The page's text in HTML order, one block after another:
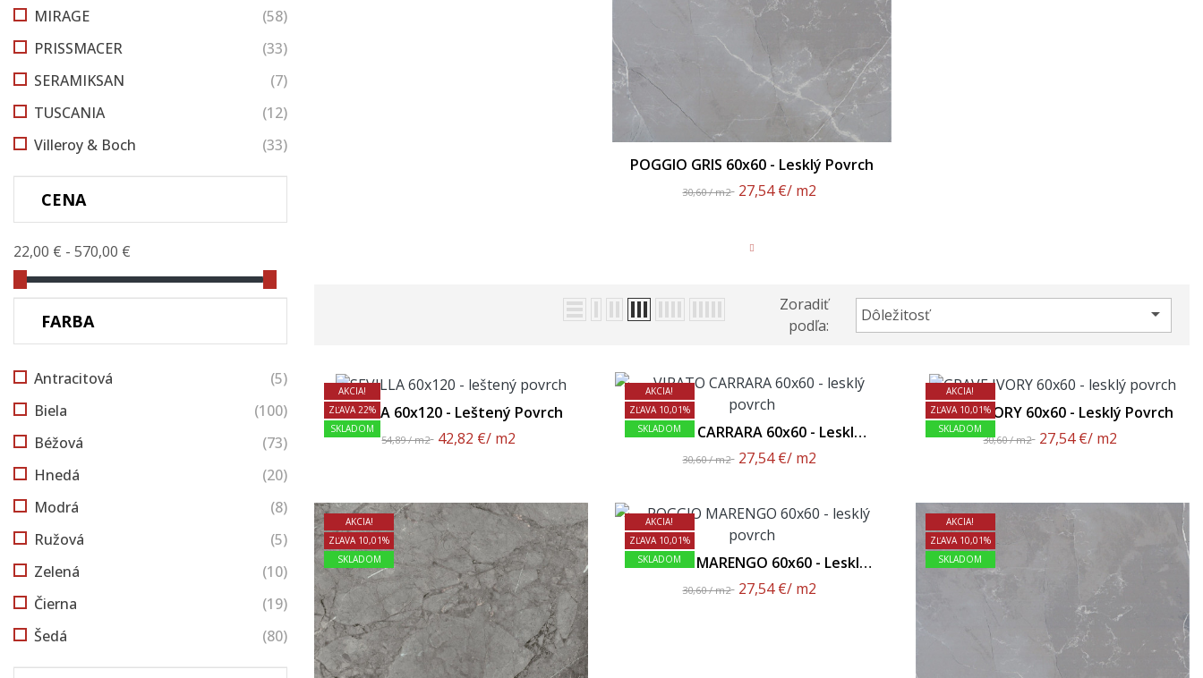
MIRAGE
(58)
PRISSMACER
(33)
SERAMIKSAN
(7)
TUSCANIA
(12)
Villeroy & Boch
(33)
CENA
22,00 € - 570,00 €
FARBA
Antracitová
(5)
Biela
(100)
Béžová
(73)
Hnedá
(20)
Modrá
(8)
Ružová
(5)
Zelená
(10)
Čierna
(19)
Šedá
(80)
POGGIO GRIS 60x60 - Lesklý Povrch
30,60 / m2 27,54 €/ m2
Zoradiť
podľa:
Dôležitosť 
AKCIA!
ZĽAVA 22%
SKLADOM
SEVILLA 60x120 - Leštený Povrch
54,89 / m2 42,82 €/ m2
AKCIA!
ZĽAVA 10,01%
SKLADOM
VIRATO CARRARA 60x60 - Lesklý
Povrch
30,60 / m2 27,54 €/ m2
AKCIA!
ZĽAVA 10,01%
SKLADOM
GRAVE IVORY 60x60 - Lesklý Povrch
30,60 / m2 27,54 €/ m2
AKCIA!
ZĽAVA 10,01%
SKLADOM
AKCIA!
ZĽAVA 10,01%
SKLADOM
POGGIO MARENGO 60x60 - Lesklý
Povrch
30,60 / m2 27,54 €/ m2
AKCIA!
ZĽAVA 10,01%
SKLADOM